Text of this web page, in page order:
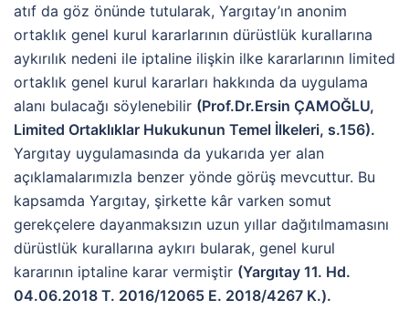
atıf da göz önünde tutularak, Yargıtay’ın anonim
ortaklık genel kurul kararlarının dürüstlük kurallarına
aykırılık nedeni ile iptaline ilişkin ilke kararlarının limited
ortaklık genel kurul kararları hakkında da uygulama
alanı bulacağı söylenebilir (Prof.Dr.Ersin ÇAMOĞLU,
Limited Ortaklıklar Hukukunun Temel İlkeleri, s.156).
Yargıtay uygulamasında da yukarıda yer alan
açıklamalarımızla benzer yönde görüş mevcuttur. Bu
kapsamda Yargıtay, şirkette kâr varken somut
gerekçelere dayanmaksızın uzun yıllar dağıtılmamasını
dürüstlük kurallarına aykırı bularak, genel kurul
kararının iptaline karar vermiştir (Yargıtay 11. Hd.
04.06.2018 T. 2016/12065 E. 2018/4267 K.).